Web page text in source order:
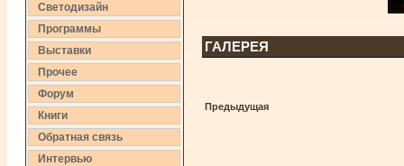
Светодизайн
Программы
Выставки
Прочее
Форум
Книги
Обратная связь
Интервью
ГАЛЕРЕЯ
Предыдущая